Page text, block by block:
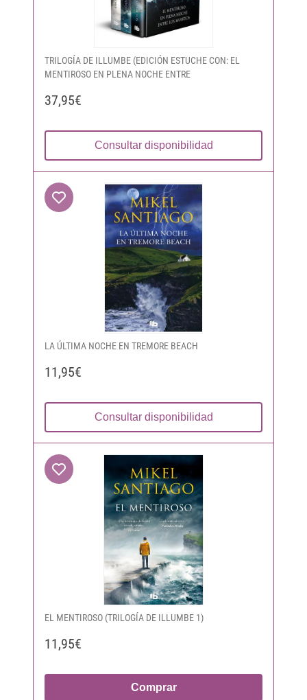
TRILOGÍA DE ILLUMBE (EDICIÓN ESTUCHE CON: EL
MENTIROSO EN PLENA NOCHE ENTRE
37,95€
Consultar disponibilidad
LA ÚLTIMA NOCHE EN TREMORE BEACH
11,95€
Consultar disponibilidad
EL MENTIROSO (TRILOGÍA DE ILLUMBE 1)
11,95€
Comprar